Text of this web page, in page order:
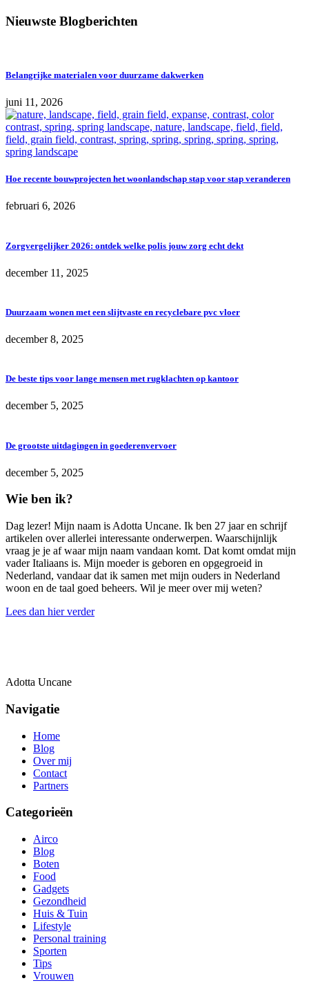
Nieuwste Blogberichten
Belangrijke materialen voor duurzame dakwerken
juni 11, 2026
Hoe recente bouwprojecten het woonlandschap stap voor stap veranderen
februari 6, 2026
Zorgvergelijker 2026: ontdek welke polis jouw zorg echt dekt
december 11, 2025
Duurzaam wonen met een slijtvaste en recyclebare pvc vloer
december 8, 2025
De beste tips voor lange mensen met rugklachten op kantoor
december 5, 2025
De grootste uitdagingen in goederenvervoer
december 5, 2025
Wie ben ik?
Dag lezer! Mijn naam is Adotta Uncane. Ik ben 27 jaar en schrijf
artikelen over allerlei interessante onderwerpen. Waarschijnlijk
vraag je je af waar mijn naam vandaan komt. Dat komt omdat mijn
vader Italiaans is. Mijn moeder is geboren en opgegroeid in
Nederland, vandaar dat ik samen met mijn ouders in Nederland
woon en de taal goed beheers. Wil je meer over mij weten?
Lees dan hier verder
Adotta Uncane
Navigatie
Home
Blog
Over mij
Contact
Partners
Categorieën
Airco
Blog
Boten
Food
Gadgets
Gezondheid
Huis & Tuin
Lifestyle
Personal training
Sporten
Tips
Vrouwen